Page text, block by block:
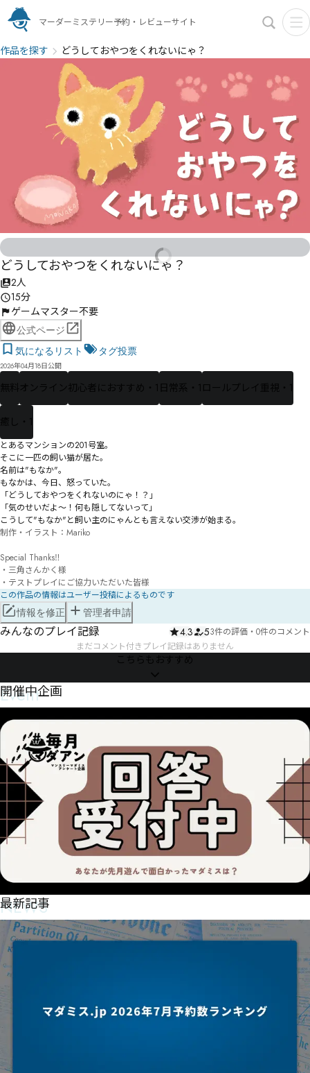
マーダーミステリー予約・レビューサイト
作品を探す どうしておやつをくれないにゃ？
どうしておやつをくれないにゃ？
2人
15分
ゲームマスター不要
公式ページ
気になるリスト
タグ投票
2026年04月18日公開
無料 オンライン 初心者におすすめ・1 日常系・1 ロールプレイ重視・1
癒し・1
とあるマンションの201号室。
そこに一匹の飼い猫が居た。
名前は"もなか"。
もなかは、今日、怒っていた。
「どうしておやつをくれないのにゃ！？」
「気のせいだよ～！何も隠してないって」
こうして"もなか"と飼い主のにゃんとも言えない交渉が始まる。
制作・イラスト：Mariko
Special Thanks‼
・三角さんかく様
・テストプレイにご協力いただいた皆様
この作品の情報はユーザー投稿によるものです
情報を修正 管理者申請
みんなのプレイ記録 4.3 53件の評価 ・ 0件のコメント
まだコメント付きプレイ記録はありません
こちらもおすすめ
Event
開催中企画
NEWS
最新記事